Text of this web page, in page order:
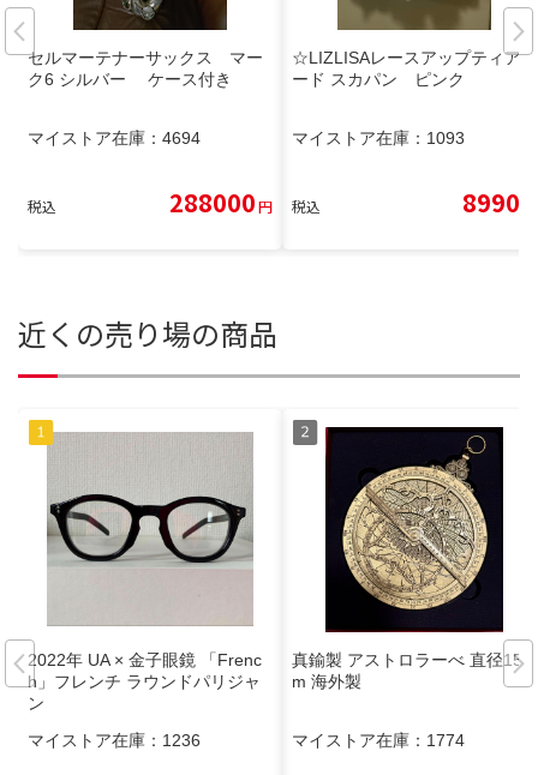
セルマーテナーサックス マー
ク6 シルバー ケース付き
マイストア在庫： 4694
税込 288000円
☆LIZLISAレースアップティア
ード スカパン ピンク
マイストア在庫： 1093
税込 8990
近くの売り場の商品
2022年 UA × 金子眼鏡 「Frenc
h」フレンチ ラウンドパリジャ
ン
マイストア在庫： 1236
真鍮製 アストロラーべ 直径15c
m 海外製
マイストア在庫： 1774